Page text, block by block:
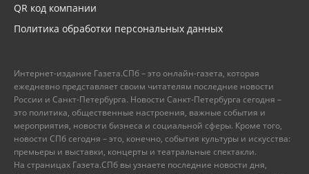
QR код компании
Политика обработки персональных данных
Интернет-издание Газета.СПб – это онлайн-газета, которая
ежедневно представляет своим читателям последние новости
России и Санкт-Петербурга. Новости Санкт-Петербурга сегодня –
это политика, общественные настроения, важные события и
мероприятия, новости бизнеса и социальной сферы. Кроме того,
новости СПб сегодня – это, конечно, события культуры и искусства:
премьеры и выставки, концерты и театральные спектакли.
На страницах Газета.СПб вы узнаете последние новости дня,